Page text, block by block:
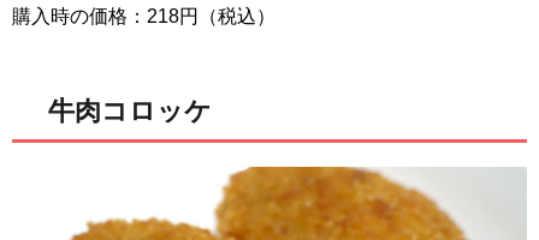
購入時の価格：218円（税込）
牛肉コロッケ